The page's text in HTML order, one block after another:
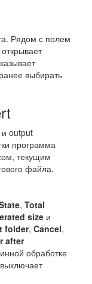
Рядом с полем
открывает
выбирать
output
программа
текущим
файла.
, Total
size и
folder, Cancel,
after
обработке